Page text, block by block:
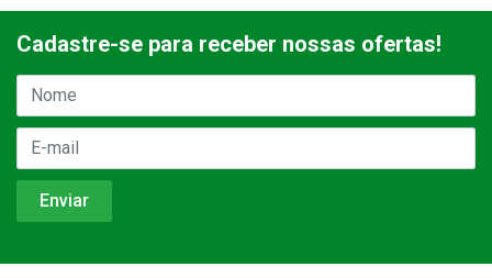
Cadastre-se para receber nossas ofertas!